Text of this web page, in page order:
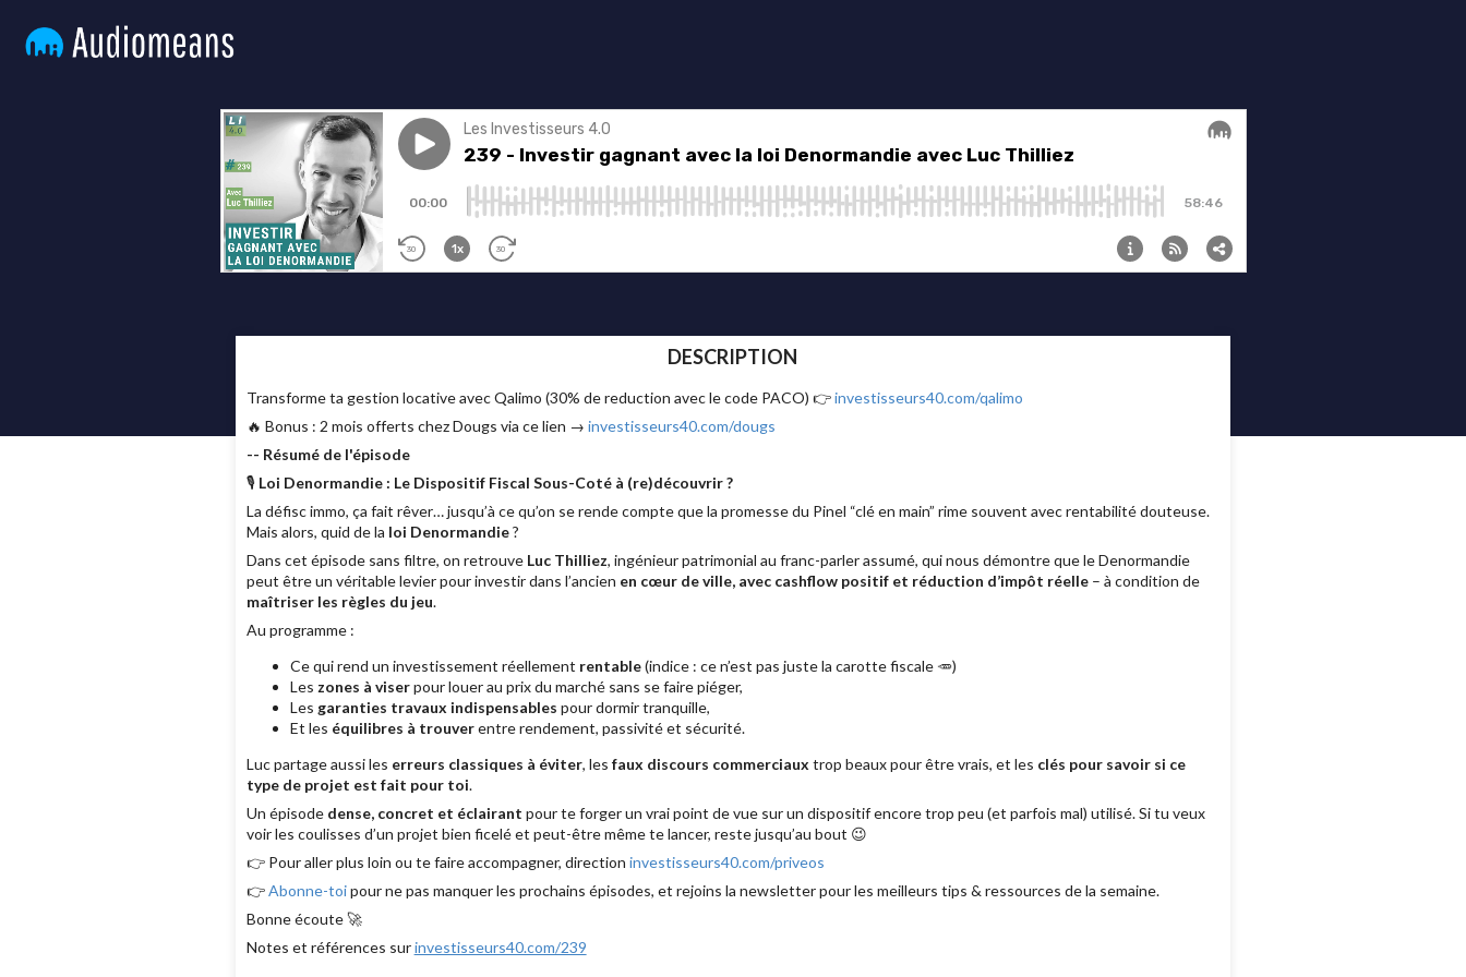
DESCRIPTION
Transforme ta gestion locative avec Qalimo (30% de reduction avec le code PACO) 👉investisseurs40.com/qalimo
🔥 Bonus : 2 mois offerts chez Dougs via ce lien → investisseurs40.com/dougs
-- Résumé de l'épisode
🎙 Loi Denormandie : Le Dispositif Fiscal Sous-Coté à (re)découvrir ?
La défisc immo, ça fait rêver… jusqu’à ce qu’on se rende compte que la promesse du Pinel “clé en main” rime souvent avec rentabilité douteuse.
Mais alors, quid de la loi Denormandie?
Dans cet épisode sans filtre, on retrouve Luc Thilliez, ingénieur patrimonial au franc-parler assumé, qui nous démontre que le Denormandie
peut être un véritable levier pour investir dans l’ancien en cœur de ville, avec cashflow positif et réduction d’impôt réelle– à condition de
maîtriser les règles du jeu.
Au programme :
Ce qui rend un investissement réellement rentable(indice : ce n’est pas juste la carotte fiscale 🥕)
Les zones à viserpour louer au prix du marché sans se faire piéger,
Les garanties travaux indispensables pour dormir tranquille,
Et les équilibres à trouverentre rendement, passivité et sécurité.
Luc partage aussi les erreurs classiques à éviter, les faux discours commerciaux trop beaux pour être vrais, et les clés pour savoir si ce
type de projet est fait pour toi.
Un épisode dense, concret et éclairant pour te forger un vrai point de vue sur un dispositif encore trop peu (et parfois mal) utilisé. Si tu veux
voir les coulisses d’un projet bien ficelé et peut-être même te lancer, reste jusqu’au bout 😉
👉 Pour aller plus loin ou te faire accompagner, direction investisseurs40.com/priveos
👉Abonne-toipour ne pas manquer les prochains épisodes, et rejoins la newsletter pour les meilleurs tips & ressources de la semaine.
Bonne écoute 🚀
Notes et références surinvestisseurs40.com/239